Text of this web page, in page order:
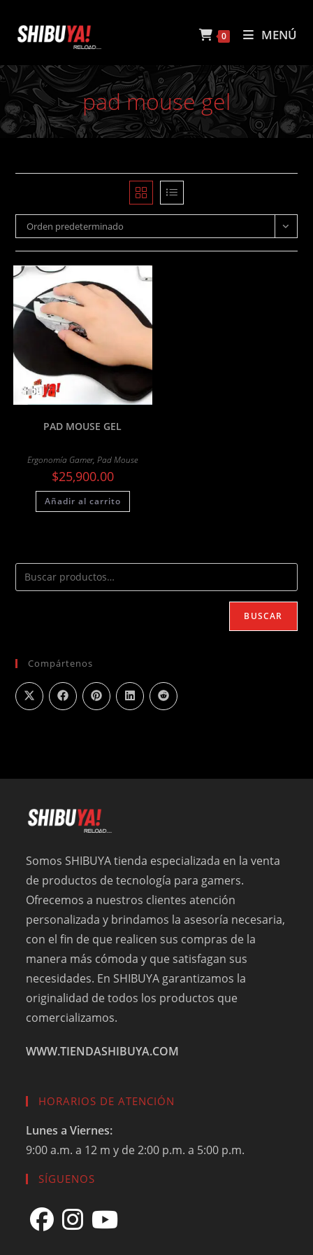
contenido
0 MENÚ
pad mouse gel
Orden predeterminado
PAD MOUSE GEL
Ergonomía Gamer,Pad Mouse
$25,900.00
Añadir al carrito
BUSCAR
Compártenos
Somos SHIBUYA tienda especializada en la venta
de productos de tecnología para gamers.
Ofrecemos a nuestros clientes atención
personalizada y brindamos la asesoría necesaria,
con el fin de que realicen sus compras de la
manera más cómoda y que satisfagan sus
necesidades. En SHIBUYA garantizamos la
originalidad de todos los productos que
comercializamos.
WWW.TIENDASHIBUYA.COM
HORARIOS DE ATENCIÓN
Lunes a Viernes:
9:00 a.m. a 12 m y de 2:00 p.m. a 5:00 p.m.
SÍGUENOS